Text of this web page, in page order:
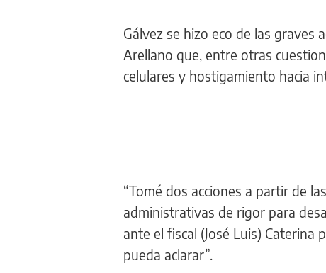
Gálvez se hizo eco de las graves
Arellano que, entre otras
celulares y hostigamiento hacia
“Tomé dos acciones a partir de
administrativas de rigor para
ante el fiscal (José Luis)
pueda aclarar”.